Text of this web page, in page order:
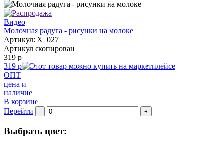
Видео
Молочная радуга - рисунки на молоке
Артикул: X_027
Артикул скопирован
319 р
319 р
ОПТ
цена и
наличие
В корзине
Перейти
- +
Выбрать цвет: